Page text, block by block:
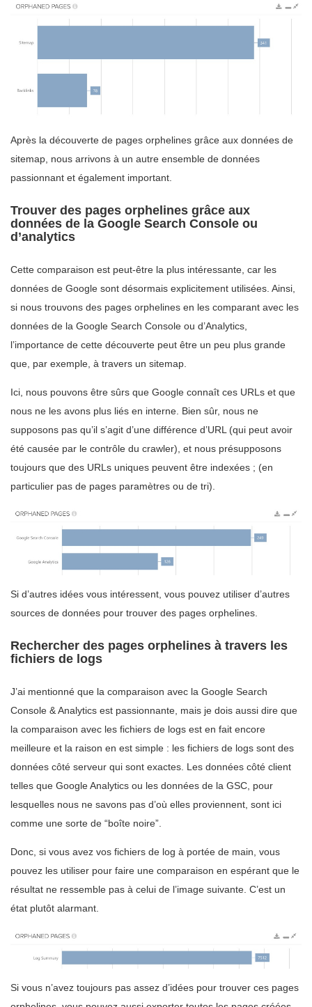
Après la découverte de pages orphelines grâce aux données de
sitemap, nous arrivons à un autre ensemble de données
passionnant et également important.
Trouver des pages orphelines grâce aux
données de la Google Search Console ou
d’analytics
Cette comparaison est peut-être la plus intéressante, car les
données de Google sont désormais explicitement utilisées. Ainsi,
si nous trouvons des pages orphelines en les comparant avec les
données de la Google Search Console ou d’Analytics,
l’importance de cette découverte peut être un peu plus grande
que, par exemple, à travers un sitemap.
Ici, nous pouvons être sûrs que Google connaît ces URLs et que
nous ne les avons plus liés en interne. Bien sûr, nous ne
supposons pas qu’il s’agit d’une différence d’URL (qui peut avoir
été causée par le contrôle du crawler), et nous présupposons
toujours que des URLs uniques peuvent être indexées ; (en
particulier pas de pages paramètres ou de tri).
Si d’autres idées vous intéressent, vous pouvez utiliser d’autres
sources de données pour trouver des pages orphelines.
Rechercher des pages orphelines à travers les
fichiers de logs
J’ai mentionné que la comparaison avec la Google Search
Console & Analytics est passionnante, mais je dois aussi dire que
la comparaison avec les fichiers de logs est en fait encore
meilleure et la raison en est simple : les fichiers de logs sont des
données côté serveur qui sont exactes. Les données côté client
telles que Google Analytics ou les données de la GSC, pour
lesquelles nous ne savons pas d’où elles proviennent, sont ici
comme une sorte de “boîte noire”.
Donc, si vous avez vos fichiers de log à portée de main, vous
pouvez les utiliser pour faire une comparaison en espérant que le
résultat ne ressemble pas à celui de l’image suivante. C’est un
état plutôt alarmant.
Si vous n’avez toujours pas assez d’idées pour trouver ces pages